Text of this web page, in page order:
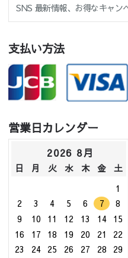
SNS 最新情報、お得なキャン
支払い方法
営業日カレンダー
2026 8月
日 月 火 水 木 金
土
1
2
3 4 5 6 7
8
9
10 11 12 13 14
15
16
17 18 19 20 21
22
23
24 25 26 27 28
29